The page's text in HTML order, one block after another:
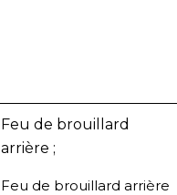
Feu de brouillard
arrière ;
Feu de brouillard arrière